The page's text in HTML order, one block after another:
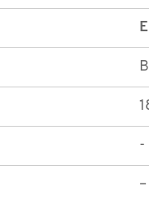
-
–